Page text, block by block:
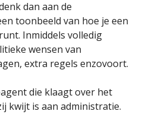
dan aan de
toonbeeld van hoe je een
Inmiddels volledig
wensen van
extra regels enzovoort.
die klaagt over het
kwijt is aan administratie.